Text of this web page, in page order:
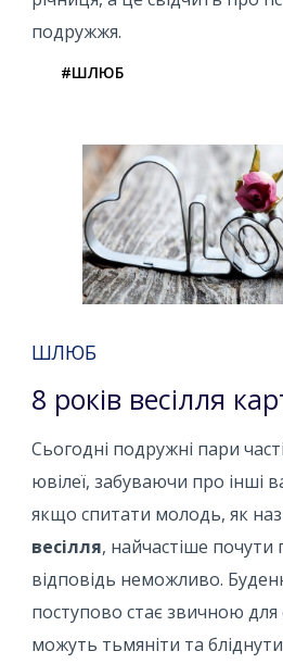
подружжя.
#ШЛЮБ
ШЛЮБ
8 років весілля
Сьогодні подружні пари
ювілеї, забуваючи про інші
якщо спитати молодь, як
весілля, найчастіше почути
відповідь неможливо.
поступово стає звичною для
можуть тьмяніти та